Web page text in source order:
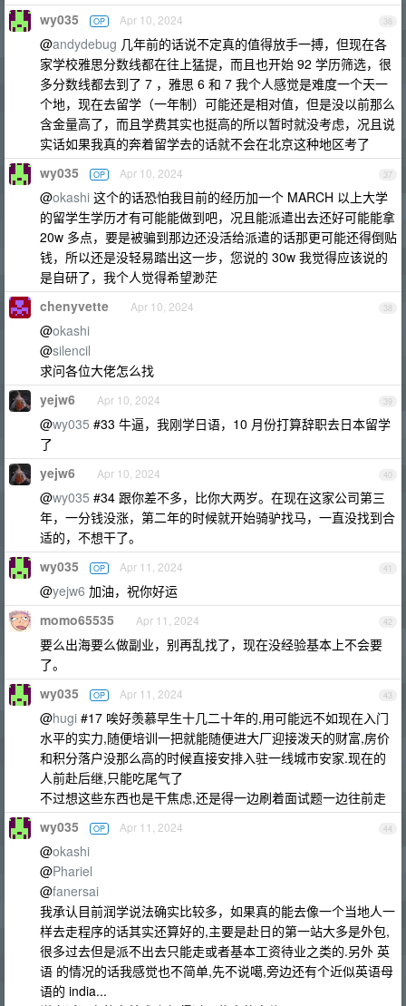
36
wy035 OP Apr 10, 2024
@andydebug 几年前的话说不定真的值得放手一搏，但现在各
家学校雅思分数线都在往上猛提，而且也开始 92 学历筛选，很
多分数线都去到了 7 ，雅思 6 和 7 我个人感觉是难度一个天一
个地，现在去留学（一年制）可能还是相对值，但是没以前那么
含金量高了，而且学费其实也挺高的所以暂时就没考虑，况且说
实话如果我真的奔着留学去的话就不会在北京这种地区考了
37
wy035 OP Apr 10, 2024
@okashi 这个的话恐怕我目前的经历加一个 MARCH 以上大学
的留学生学历才有可能能做到吧，况且能派遣出去还好可能能拿
20w 多点，要是被骗到那边还没活给派遣的话那更可能还得倒贴
钱，所以还是没轻易踏出这一步，您说的 30w 我觉得应该说的
是自研了，我个人觉得希望渺茫
38
chenyvette Apr 10, 2024
@okashi
@silencil
求问各位大佬怎么找
39
yejw6 Apr 10, 2024
@wy035 #33 牛逼，我刚学日语，10 月份打算辞职去日本留学
了
40
yejw6 Apr 10, 2024
@wy035 #34 跟你差不多，比你大两岁。在现在这家公司第三
年，一分钱没涨，第二年的时候就开始骑驴找马，一直没找到合
适的，不想干了。
41
wy035 OP Apr 11, 2024
@yejw6 加油，祝你好运
42
momo65535 Apr 11, 2024
要么出海要么做副业，别再乱找了，现在没经验基本上不会要
了。
43
wy035 OP Apr 11, 2024
@hugi #17 唉好羡慕早生十几二十年的,用可能远不如现在入门
水平的实力,随便培训一把就能随便进大厂迎接泼天的财富,房价
和积分落户没那么高的时候直接安排入驻一线城市安家.现在的
人前赴后继,只能吃尾气了
不过想这些东西也是干焦虑,还是得一边刷着面试题一边往前走
44
wy035 OP Apr 11, 2024
@okashi
@Phariel
@fanersai
我承认目前润学说法确实比较多，如果真的能去像一个当地人一
样去走程序的话其实还算好的,主要是赴日的第一站大多是外包,
很多过去但是派不出去只能走或者基本工资待业之类的.另外 英
语 的情况的话我感觉也不简单,先不说噶,旁边还有个近似英语母
语的 india...